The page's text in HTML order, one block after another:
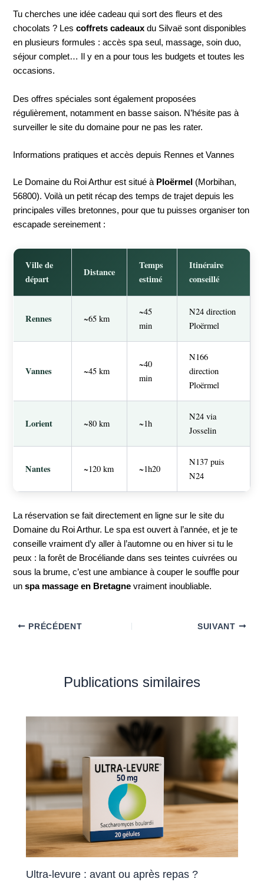
Tu cherches une idée cadeau qui sort des fleurs et des
chocolats ? Lescoffrets cadeaux du Silvaë sont disponibles
en plusieurs formules : accès spa seul, massage, soin duo,
séjour complet… Il y en a pour tous les budgets et toutes les
occasions.
Des offres spéciales sont également proposées
régulièrement, notamment en basse saison. N’hésite pas à
surveiller le site du domaine pour ne pas les rater.
Informations pratiques et accès depuis Rennes et Vannes
Le Domaine du Roi Arthur est situé à Ploërmel (Morbihan,
56800). Voilà un petit récap des temps de trajet depuis les
principales villes bretonnes, pour que tu puisses organiser ton
escapade sereinement :
Ville de
départ
Distance
Temps
estimé
Itinéraire
conseillé
Rennes ~65 km
~45
min
N24 direction
Ploërmel
Vannes ~45 km
~40
min
N166
direction
Ploërmel
Lorient ~80 km ~1h
N24 via
Josselin
Nantes ~120 km ~1h20
N137 puis
N24
La réservation se fait directement en ligne sur le site du
Domaine du Roi Arthur. Le spa est ouvert à l’année, et je te
conseille vraiment d’y aller à l’automne ou en hiver si tu le
peux : la forêt de Brocéliande dans ses teintes cuivrées ou
sous la brume, c’est une ambiance à couper le souffle pour
unspa massage en Bretagne vraiment inoubliable.
PRÉCÉDENT SUIVANT
Publications similaires
Ultra-levure : avant ou après repas ?